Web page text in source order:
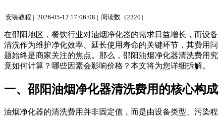
安装教程 | 2026-05-12 17:06:08 | 阅读数（2220）
在邵阳地区，餐饮行业对油烟净化器的需求日益增长，而设备
清洗作为维护净化效率、延长使用寿命的关键环节，其费用问
题始终是商家关注的焦点。那么，邵阳油烟净化器清洗费用究
竟如何计算？哪些因素会影响价格？本文将为您详细拆解。
一、邵阳油烟净化器清洗费用的核心构成
油烟净化器的清洗费用并非固定值，而是由设备类型、污染程